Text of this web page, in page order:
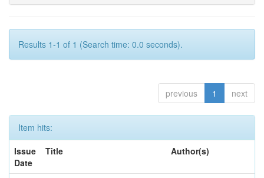
Results 1-1 of 1 (Search time: 0.0 seconds).
previous 1 next
Item hits:
Issue
Date
Title Author(s)